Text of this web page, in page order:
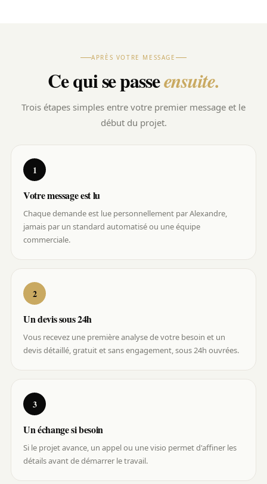
APRÈS VOTRE MESSAGE
Ce qui se passeensuite.
Trois étapes simples entre votre premier message et le
début du projet.
1
Votre message est lu
Chaque demande est lue personnellement par Alexandre,
jamais par un standard automatisé ou une équipe
commerciale.
2
Un devis sous 24h
Vous recevez une première analyse de votre besoin et un
devis détaillé, gratuit et sans engagement, sous 24h ouvrées.
3
Un échange si besoin
Si le projet avance, un appel ou une visio permet d'affiner les
détails avant de démarrer le travail.